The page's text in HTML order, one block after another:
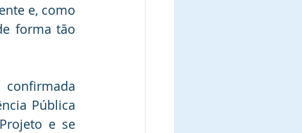
e, como
forma tão
confirmada
Pública
e se